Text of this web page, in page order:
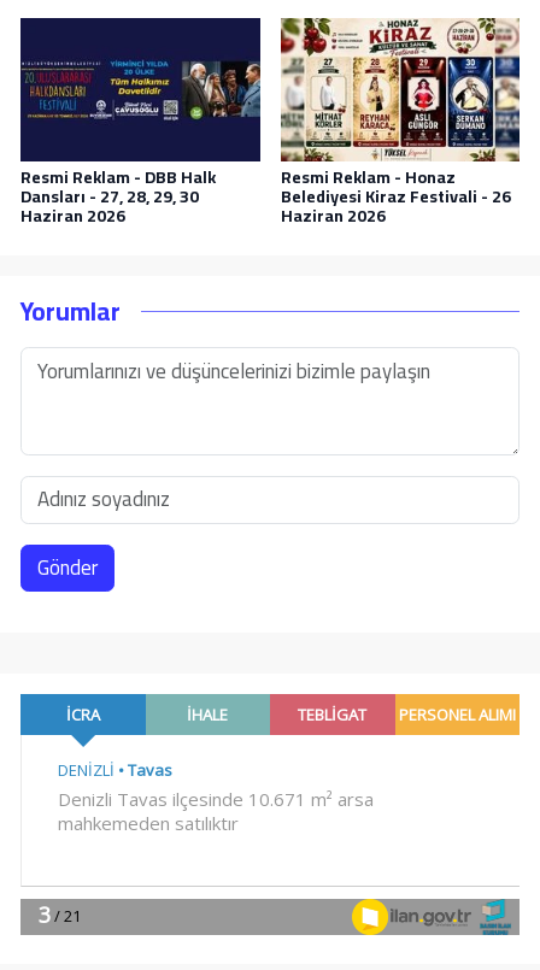
Resmi Reklam - DBB Halk
Dansları - 27, 28, 29, 30
Haziran 2026
Resmi Reklam - Honaz
Belediyesi Kiraz Festivali - 26
Haziran 2026
Yorumlar
Gönder